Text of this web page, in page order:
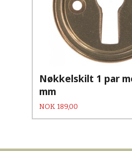
Nøkkelskilt 1 par
mm
Pris
NOK 189,00